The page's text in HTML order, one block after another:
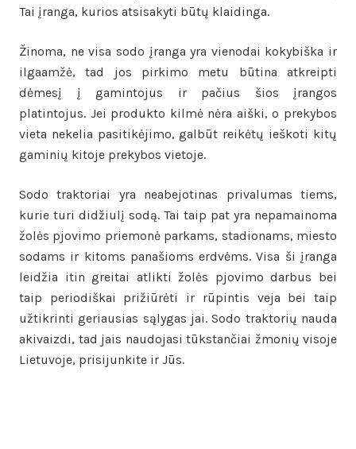
Tai įranga, kurios atsisakyti būtų klaidinga.
Žinoma, ne visa sodo įranga yra vienodai kokybiška ir
ilgaamžė, tad jos pirkimo metu būtina atkreipti
dėmesį į gamintojus ir pačius šios įrangos
platintojus. Jei produkto kilmė nėra aiški, o prekybos
vieta nekelia pasitikėjimo, galbūt reikėtų ieškoti kitų
gaminių kitoje prekybos vietoje.
Sodo traktoriai yra neabejotinas privalumas tiems,
kurie turi didžiulį sodą. Tai taip pat yra nepamainoma
žolės pjovimo priemonė parkams, stadionams, miesto
sodams ir kitoms panašioms erdvėms. Visa ši įranga
leidžia itin greitai atlikti žolės pjovimo darbus bei
taip periodiškai prižiūrėti ir rūpintis veja bei taip
užtikrinti geriausias sąlygas jai. Sodo traktorių nauda
akivaizdi, tad jais naudojasi tūkstančiai žmonių visoje
Lietuvoje, prisijunkite ir Jūs.